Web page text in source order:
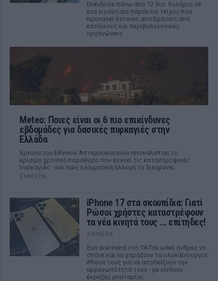
Επένδυσε πάνω από 12 δισ. δολάρια σε
ένα γιγαντιαίο παράκτιο τείχος που
προκαλεί έντονες αντιδράσεις από
κατοίκους και περιβαλλοντικές
οργανώσεις
Meteo: Ποιες είναι οι 6 πιο επικίνδυνες
εβδομάδες για δασικές πυρκαγιές στην
Ελλάδα
Έρευνα του Εθνικού Αστεροσκοπείου αποκαλύπτει το
κρίσιμο χρονικό παράθυρο που ευνοεί τις καταστροφικές
πυρκαγιές - και πώς η κλιματική αλλαγή το διευρύνει.
ΣΉΜΕΡΑ
iPhone 17 στα σκουπίδια: Γιατί
Ρώσοι χρήστες καταστρέφουν
τα νέα κινητά τους ... επίτηδες!
ΣΉΜΕΡΑ
Ένα viral trend στο TikTok ωθεί άνδρες να
σπάνε και να χαράζουν τα ολοκαίνουργια
iPhone τους για να αποδείξουν την
αρρενωπότητά τους - με κίνδυνο
έκρηξης μπαταρίας.